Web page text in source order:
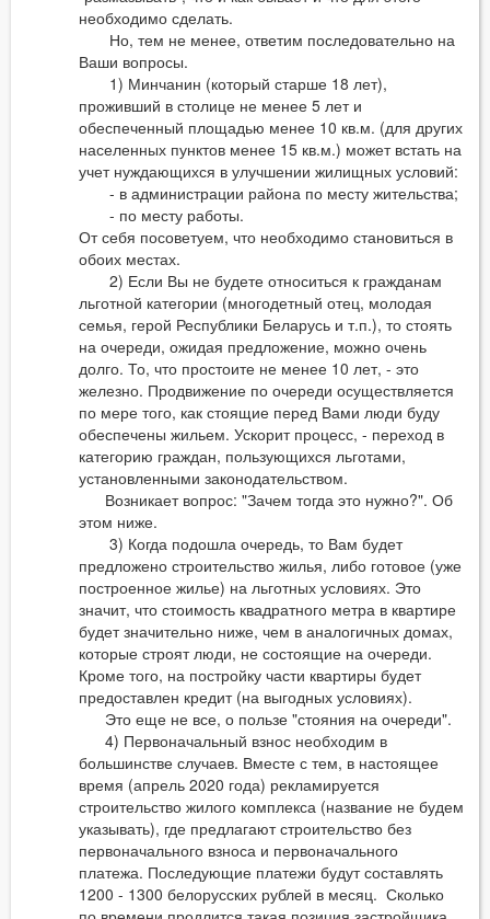
необходимо сделать.
Но, тем не менее, ответим последовательно на
Ваши вопросы.
1) Минчанин (который старше 18 лет),
проживший в столице не менее 5 лет и
обеспеченный площадью менее 10 кв.м. (для других
населенных пунктов менее 15 кв.м.) может встать на
учет нуждающихся в улучшении жилищных условий:
- в администрации района по месту жительства;
- по месту работы.
От себя посоветуем, что необходимо становиться в
обоих местах.
2) Если Вы не будете относиться к гражданам
льготной категории (многодетный отец, молодая
семья, герой Республики Беларусь и т.п.), то стоять
на очереди, ожидая предложение, можно очень
долго. То, что простоите не менее 10 лет, - это
железно. Продвижение по очереди осуществляется
по мере того, как стоящие перед Вами люди буду
обеспечены жильем. Ускорит процесс, - переход в
категорию граждан, пользующихся льготами,
установленными законодательством.
Возникает вопрос: "Зачем тогда это нужно?". Об
этом ниже.
3) Когда подошла очередь, то Вам будет
предложено строительство жилья, либо готовое (уже
построенное жилье) на льготных условиях. Это
значит, что стоимость квадратного метра в квартире
будет значительно ниже, чем в аналогичных домах,
которые строят люди, не состоящие на очереди.
Кроме того, на постройку части квартиры будет
предоставлен кредит (на выгодных условиях).
Это еще не все, о пользе "стояния на очереди".
4) Первоначальный взнос необходим в
большинстве случаев. Вместе с тем, в настоящее
время (апрель 2020 года) рекламируется
строительство жилого комплекса (название не будем
указывать), где предлагают строительство без
первоначального взноса и первоначального
платежа. Последующие платежи будут составлять
1200 - 1300 белорусских рублей в месяц. Сколько